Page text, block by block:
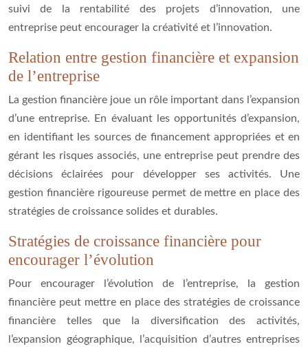
suivi de la rentabilité des projets d’innovation, une
entreprise peut encourager la créativité et l’innovation.
Relation entre gestion financière et expansion
de l’entreprise
La gestion financière joue un rôle important dans l’expansion
d’une entreprise. En évaluant les opportunités d’expansion,
en identifiant les sources de financement appropriées et en
gérant les risques associés, une entreprise peut prendre des
décisions éclairées pour développer ses activités. Une
gestion financière rigoureuse permet de mettre en place des
stratégies de croissance solides et durables.
Stratégies de croissance financière pour
encourager l’évolution
Pour encourager l’évolution de l’entreprise, la gestion
financière peut mettre en place des stratégies de croissance
financière telles que la diversification des activités,
l’expansion géographique, l’acquisition d’autres entreprises